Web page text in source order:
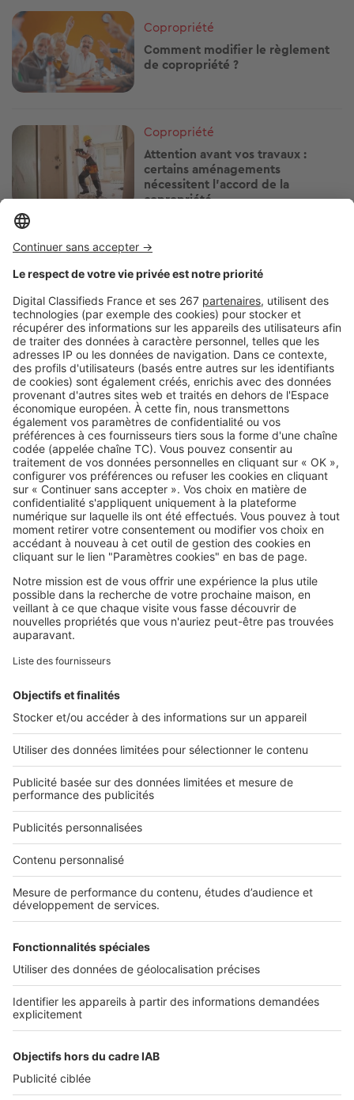
Image
Copropriété
Comment modifier le règlement
de copropriété ?
Image
Copropriété
Attention avant vos travaux :
certains aménagements
nécessitent l'accord de la
copropriété
Image
Clim sans autorisation en
copropriété : démontage, justice,
sanctions… ce qui peut arriver
Image
Copropriété
Vous organisez une soirée Coupe
du Monde ? Quelques précautions
peuvent éviter les tensions
SeLoger c'est aussi
Retrouvez-nous sur ...
L'ENTREPRISE
Nous contacter
Nous recrutons
NOS APPLICATIONS
Découvrez nos applications
Tous nos services pro
Accès client
À DÉCOUVRIR
Annuaire des professionnels
Tout l'immobilier
Toutes les villes